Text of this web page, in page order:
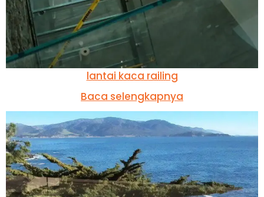
lantai kaca railing
Baca selengkapnya